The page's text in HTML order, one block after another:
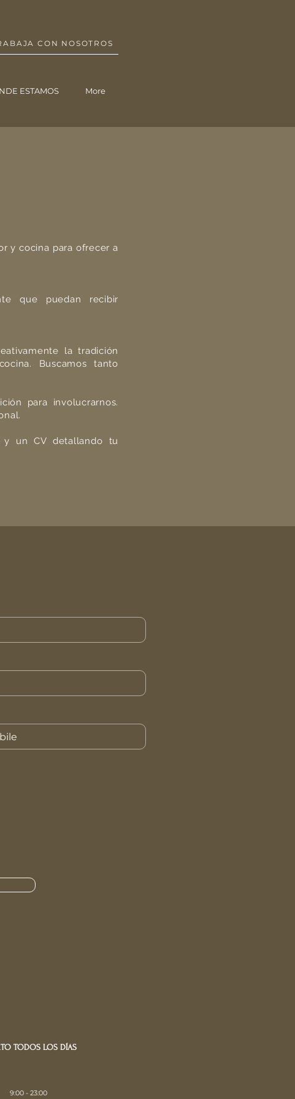
CON NOSOTROS
ESTAMOS More
y cocina para ofrecer a
que puedan recibir
la tradición
Buscamos tanto
para involucrarnos.
y un CV detallando tu
TODOS LOS DÍAS
9:00 - 23:00